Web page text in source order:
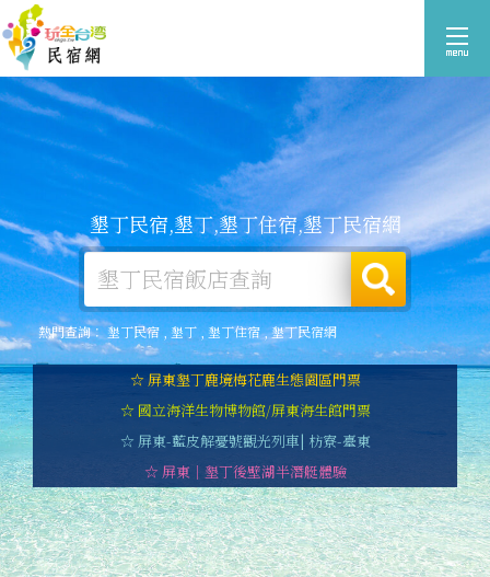
墾丁民宿,墾丁,墾丁住宿,墾丁民宿網
熱門查詢：墾丁民宿 ,墾丁,墾丁住宿,墾丁民宿網
☆ 屏東墾丁鹿境梅花鹿生態園區門票
☆ 國立海洋生物博物館/屏東海生館門票
☆ 屏東-藍皮解憂號觀光列車| 枋寮-臺東
☆ 屏東｜墾丁後壁湖半潛艇體驗